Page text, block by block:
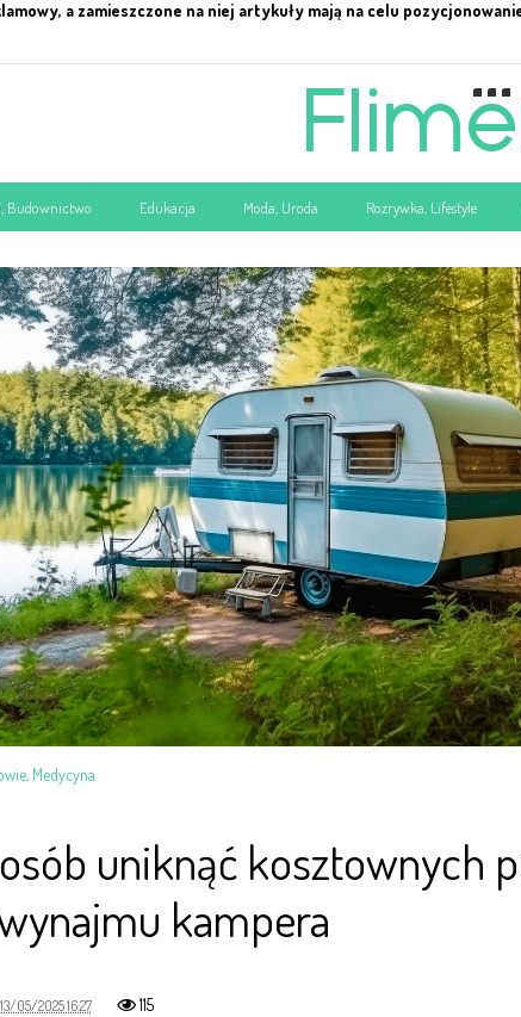
a zamieszczone na niej artykuły mają na celu
Budownictwo Edukacja Moda, Uroda Rozrywka, Lifestyle
Medycyna
uniknąć kosztownych
kampera
13/05/2025 16:27 115